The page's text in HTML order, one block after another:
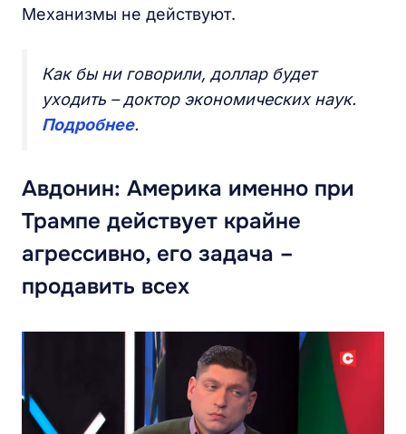
Механизмы не действуют.
Как бы ни говорили, доллар будет
уходить – доктор экономических наук.
Подробнее.
Авдонин: Америка именно при
Трампе действует крайне
агрессивно, его задача –
продавить всех